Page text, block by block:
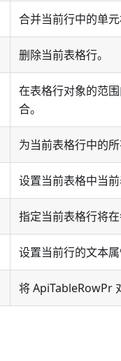
合并当前行中的单元
删除当前表格行。
在表格行对象的范
合。
为当前表格行中的
设置当前表格中当前
指定当前表格行将
设置当前行的文本属
将 ApiTableRowPr